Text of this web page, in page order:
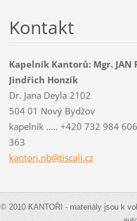
Kontakt
Kapelník Kantorů: Mgr. JAN
Jindřich Honzík
Dr. Jana Deyla 2102
504 01 Nový Bydžov
kapelník ..... +420 732 984
363
kantori.nb@tiscali.cz
© 2010 KANTOŘI - materiály jsou k